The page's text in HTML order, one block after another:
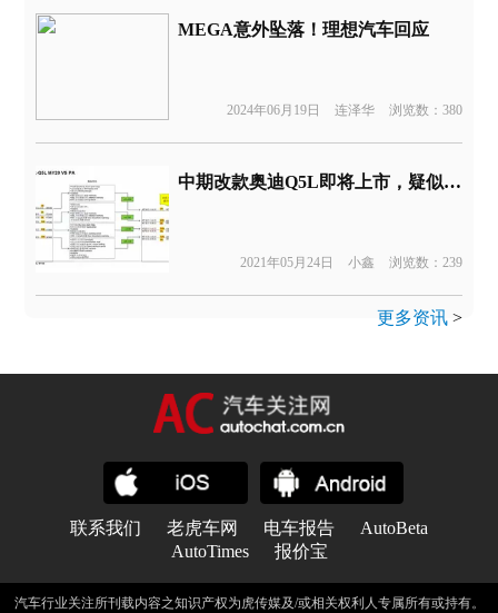
MEGA意外坠落！理想汽车回应
2024年06月19日 连泽华 浏览数：380
中期改款奥迪Q5L即将上市，疑似售价39.7万元起
2021年05月24日 小鑫 浏览数：239
更多资讯>
联系我们 老虎车网 电车报告
AutoBeta
AutoTimes
报价宝
汽车行业关注所刊载内容之知识产权为虎传媒及/或相关权利人专属所有或持有。